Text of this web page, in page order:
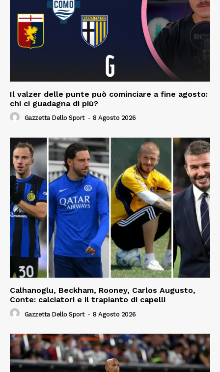
Il valzer delle punte può cominciare a fine agosto:
chi ci guadagna di più?
Gazzetta Dello Sport - 8 Agosto 2026
Calhanoglu, Beckham, Rooney, Carlos Augusto,
Conte: calciatori e il trapianto di capelli
Gazzetta Dello Sport - 8 Agosto 2026